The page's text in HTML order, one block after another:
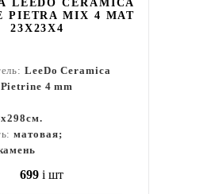
CERAMICA
PIETRA MIX 4 MAT
23X23X4
LeeDo Ceramica
Pietrine 4 mm
матовая;
699 i шт